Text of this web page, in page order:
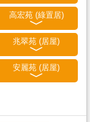
高宏苑 (綠置居)
兆翠苑 (居屋)
安麗苑 (居屋)